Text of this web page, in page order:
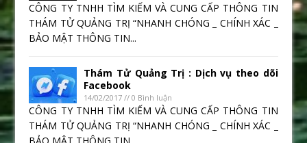
CÔNG TY TNHH TÌM KIẾM VÀ CUNG CẤP THÔNG TIN
THÁM TỬ QUẢNG TRỊ “NHANH CHÓNG _ CHÍNH XÁC _
BẢO MẬT THÔNG TIN...
Thám Tử Quảng Trị : Dịch vụ theo dõi
Facebook
14/02/2017 // 0 Bình luận
CÔNG TY TNHH TÌM KIẾM VÀ CUNG CẤP THÔNG TIN
THÁM TỬ QUẢNG TRỊ “NHANH CHÓNG _ CHÍNH XÁC _